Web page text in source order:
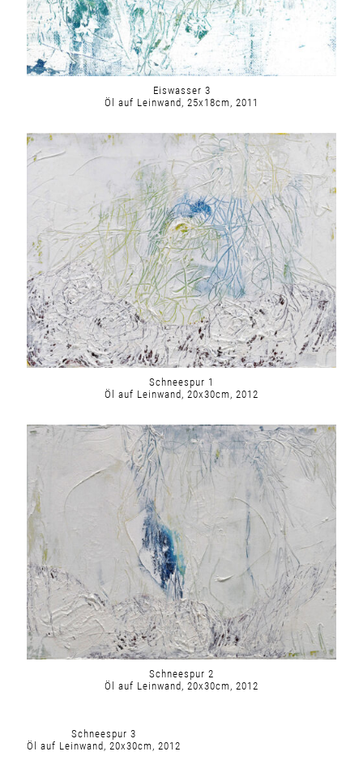
Eiswasser 3
Öl auf Leinwand, 25x18cm, 2011
Schneespur 1
Öl auf Leinwand, 20x30cm, 2012
Schneespur 2
Öl auf Leinwand, 20x30cm, 2012
Schneespur 3
Öl auf Leinwand, 20x30cm, 2012